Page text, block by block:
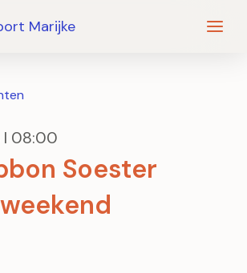
Marijke
I 08:00
Soester